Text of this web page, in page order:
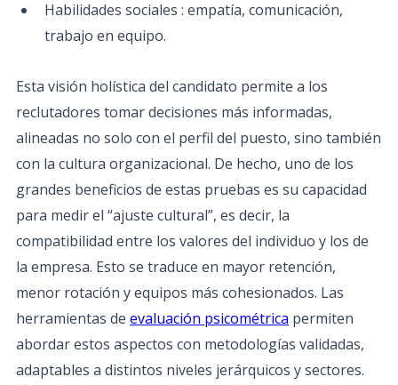
Habilidades sociales : empatía, comunicación,
trabajo en equipo.
Esta visión holística del candidato permite a los
reclutadores tomar decisiones más informadas,
alineadas no solo con el perfil del puesto, sino también
con la cultura organizacional. De hecho, uno de los
grandes beneficios de estas pruebas es su capacidad
para medir el “ajuste cultural”, es decir, la
compatibilidad entre los valores del individuo y los de
la empresa. Esto se traduce en mayor retención,
menor rotación y equipos más cohesionados. Las
herramientas de evaluación psicométrica permiten
abordar estos aspectos con metodologías validadas,
adaptables a distintos niveles jerárquicos y sectores.